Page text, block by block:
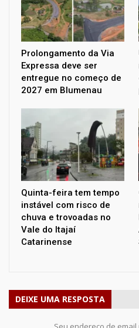
Prolongamento da Via
Expressa deve ser
entregue no começo de
2027 em Blumenau
Quinta-feira tem tempo
instável com risco de
chuva e trovoadas no
Vale do Itajaí
Catarinense
DEIXE UMA RESPOSTA